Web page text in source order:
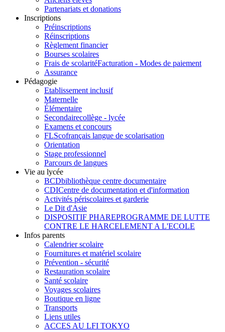
Partenariats et donations
Inscriptions
Préinscriptions
Réinscriptions
Règlement financier
Bourses scolaires
Frais de scolaritéFacturation - Modes de paiement
Assurance
Pédagogie
Etablissement inclusif
Maternelle
Élémentaire
Secondairecollège - lycée
Examens et concours
FLScofrançais langue de scolarisation
Orientation
Stage professionnel
Parcours de langues
Vie au lycée
BCDbibliothèque centre documentaire
CDICentre de documentation et d'information
Activités périscolaires et garderie
Le Dit d'Asie
DISPOSITIF PHAREPROGRAMME DE LUTTE
CONTRE LE HARCELEMENT A L'ECOLE
Infos parents
Calendrier scolaire
Fournitures et matériel scolaire
Prévention - sécurité
Restauration scolaire
Santé scolaire
Voyages scolaires
Boutique en ligne
Transports
Liens utiles
ACCES AU LFI TOKYO